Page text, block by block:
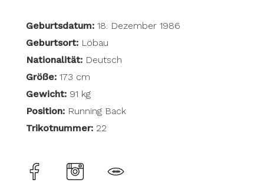
Geburtsdatum: 18. Dezember 1986
Geburtsort: Löbau
Nationalität: Deutsch
Größe:173 cm
Gewicht:91 kg
Position: Running Back
Trikotnummer: 22